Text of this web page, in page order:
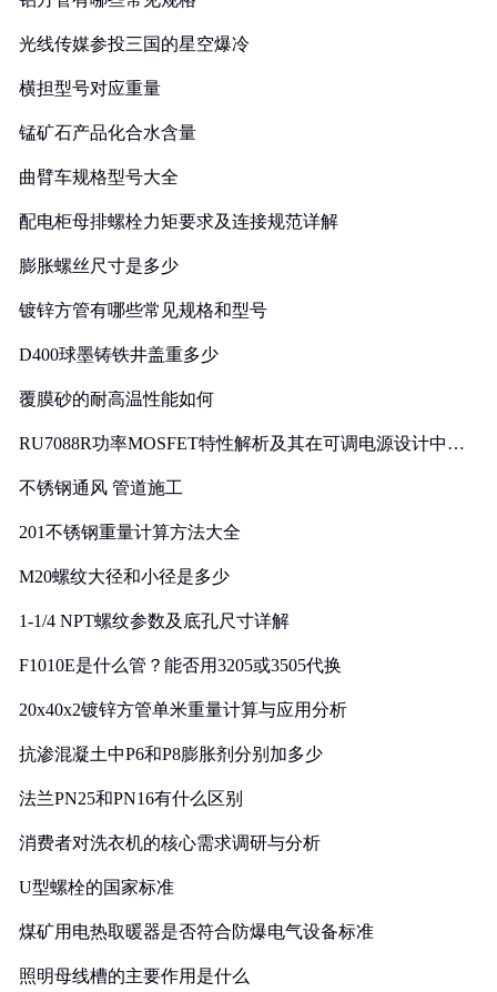
光线传媒参投三国的星空爆冷
横担型号对应重量
锰矿石产品化合水含量
曲臂车规格型号大全
配电柜母排螺栓力矩要求及连接规范详解
膨胀螺丝尺寸是多少
镀锌方管有哪些常见规格和型号
D400球墨铸铁井盖重多少
覆膜砂的耐高温性能如何
RU7088R功率MOSFET特性解析及其在可调电源设计中的
不锈钢通风 管道施工
201不锈钢重量计算方法大全
M20螺纹大径和小径是多少
1-1/4 NPT螺纹参数及底孔尺寸详解
F1010E是什么管？能否用3205或3505代换
20x40x2镀锌方管单米重量计算与应用分析
抗渗混凝土中P6和P8膨胀剂分别加多少
法兰PN25和PN16有什么区别
消费者对洗衣机的核心需求调研与分析
U型螺栓的国家标准
煤矿用电热取暖器是否符合防爆电气设备标准
照明母线槽的主要作用是什么